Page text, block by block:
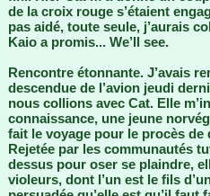
de la croix rouge s’étaient
pas aidé, toute seule, j’aurais
Kaio a promis... We’ll see.
Rencontre étonnante. J’avais
descendue de l’avion jeudi
nous collions avec Cat. Elle
connaissance, une jeune
fait le voyage pour le procès de
Rejetée par les communautés
dessus pour oser se plaindre,
violeurs, dont l’un est le fils